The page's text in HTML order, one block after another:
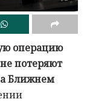
операцию
потеряют
Ближнем